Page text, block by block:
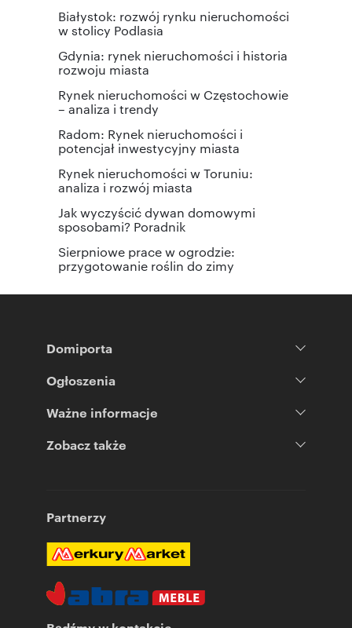
Białystok: rozwój rynku nieruchomości
w stolicy Podlasia
Gdynia: rynek nieruchomości i historia
rozwoju miasta
Rynek nieruchomości w Częstochowie
– analiza i trendy
Radom: Rynek nieruchomości i
potencjał inwestycyjny miasta
Rynek nieruchomości w Toruniu:
analiza i rozwój miasta
Jak wyczyścić dywan domowymi
sposobami? Poradnik
Sierpniowe prace w ogrodzie:
przygotowanie roślin do zimy
Domiporta
Ogłoszenia
Ważne informacje
Zobacz także
Partnerzy